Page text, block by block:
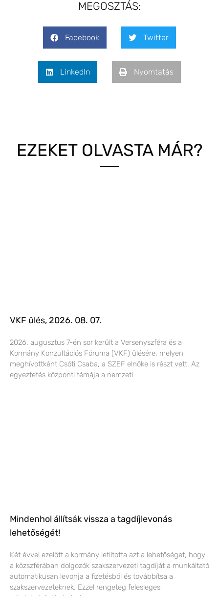
MEGOSZTÁS:
Facebook Twitter
LinkedIn Nyomtatás
EZEKET OLVASTA MÁR?
VKF ülés, 2026. 08. 07.
2026. augusztus 7-én sor került a Versenyszféra és a
Kormány Konzultációs Fóruma (VKF) ülésére, melyen
meghívottként Csóti Csaba, a SZEF elnöke is részt vett. Az
egyeztetés központi témája a nemzeti
Mindenhol állítsák vissza a tagdíjlevonás
lehetőségét!
Két évvel ezelőtt a kormány letiltotta azt a lehetőséget, hogy
a közszférában dolgozók szakszervezeti tagdíját a munkáltató
automatikusan levonja a fizetésből és továbbítsa a
szakszervezeteknek. Ezzel rengeteg felesleges